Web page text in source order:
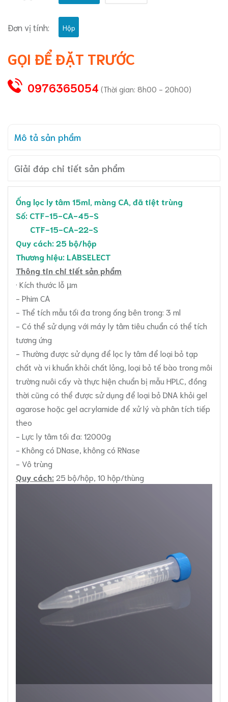
Đơn vị tính: Hộp
GỌI ĐỂ ĐẶT TRƯỚC
0976365054 (Thời gian: 8h00 - 20h00)
Mô tả sản phẩm
Giải đáp chi tiết sản phẩm
Ống lọc ly tâm 15ml, màng CA, đã tiệt trùng
Số: CTF-15-CA-45-S
CTF-15-CA-22-S
Quy cách: 25 bộ/hộp
Thương hiệu: LABSELECT
Thông tin chi tiết sản phẩm
· Kích thước lỗ µm
- Phim CA
- Thể tích mẫu tối đa trong ống bên trong: 3 ml
- Có thể sử dụng với máy ly tâm tiêu chuẩn có thể tích
tương ứng
- Thường được sử dụng để lọc ly tâm để loại bỏ tạp
chất và vi khuẩn khỏi chất lỏng, loại bỏ tế bào trong môi
trường nuôi cấy và thực hiện chuẩn bị mẫu HPLC, đồng
thời cũng có thể được sử dụng để loại bỏ DNA khỏi gel
agarose hoặc gel acrylamide để xử lý và phân tích tiếp
theo
- Lực ly tâm tối đa: 12000g
- Không có DNase, không có RNase
- Vô trùng
Quy cách: 25 bộ/hộp, 10 hộp/thùng